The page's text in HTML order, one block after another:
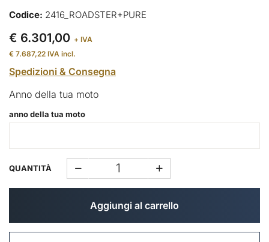
Codice: 2416_ROADSTER+PURE
€ 6.301,00 + IVA
€ 7.687,22 IVA incl.
Spedizioni & Consegna
Anno della tua moto
anno della tua moto
QUANTITÀ
Aggiungi al carrello